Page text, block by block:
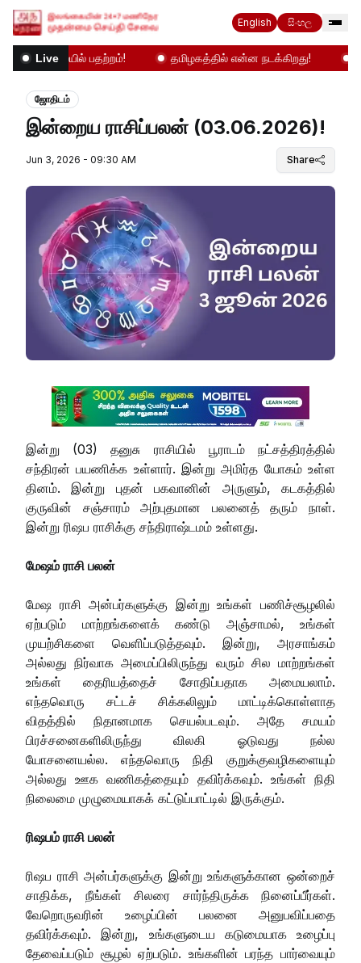
English සිංහල
Live பதற்றம்! தமிழகத்தில் என்ன நடக்கிறது! அத
ஜோதிடம்
இன்றைய ராசிப்பலன் (03.06.2026)!
Jun 3, 2026 - 09:30 AM Share
இன்று (03) தனுசு ராசியில் பூராடம் நட்சத்திரத்தில்
சந்திரன் பயணிக்க உள்ளார். இன்று அமிர்த யோகம் உள்ள
தினம். இன்று புதன் பகவானின் அருளும், கடகத்தில்
குருவின் சஞ்சாரம் அற்புதமான பலனைத் தரும் நாள்.
இன்று ரிஷப ராசிக்கு சந்திராஷ்டமம் உள்ளது.
மேஷம் ராசி பலன்
மேஷ ராசி அன்பர்களுக்கு இன்று உங்கள் பணிச்சூழலில்
ஏற்படும் மாற்றங்களைக் கண்டு அஞ்சாமல், உங்கள்
முயற்சிகளை வெளிப்படுத்தவும். இன்று, அரசாங்கம்
அல்லது நிர்வாக அமைப்பிலிருந்து வரும் சில மாற்றங்கள்
உங்கள் தைரியத்தைச் சோதிப்பதாக அமையலாம்.
எந்தவொரு சட்டச் சிக்கலிலும் மாட்டிக்கொள்ளாத
விதத்தில் நிதானமாக செயல்படவும். அதே சமயம்
பிரச்சனைகளிலிருந்து விலகி ஓடுவது நல்ல
யோசனையல்ல. எந்தவொரு நிதி குறுக்குவழிகளையும்
அல்லது ஊக வணிகத்தையும் தவிர்க்கவும். உங்கள் நிதி
நிலைமை முழுமையாகக் கட்டுப்பாட்டில் இருக்கும்.
ரிஷபம் ராசி பலன்
ரிஷப ராசி அன்பர்களுக்கு இன்று உங்களுக்கான ஒன்றைச்
சாதிக்க, நீங்கள் சிலரை சார்ந்திருக்க நினைப்பீர்கள்.
வேறொருவரின் உழைப்பின் பலனை அனுபவிப்பதை
தவிர்க்கவும். இன்று, உங்களுடைய கடுமையாக உழைப்பு
தேவைப்படும் சூழல் ஏற்படும். உங்களின் பரந்த பார்வையும்